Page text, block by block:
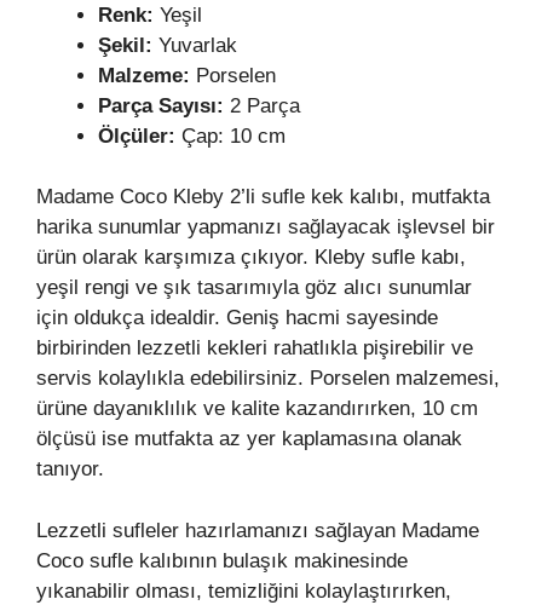
Renk: Yeşil
Şekil: Yuvarlak
Malzeme: Porselen
Parça Sayısı: 2 Parça
Ölçüler: Çap: 10 cm
Madame Coco Kleby 2’li sufle kek kalıbı, mutfakta
harika sunumlar yapmanızı sağlayacak işlevsel bir
ürün olarak karşımıza çıkıyor. Kleby sufle kabı,
yeşil rengi ve şık tasarımıyla göz alıcı sunumlar
için oldukça idealdir. Geniş hacmi sayesinde
birbirinden lezzetli kekleri rahatlıkla pişirebilir ve
servis kolaylıkla edebilirsiniz. Porselen malzemesi,
ürüne dayanıklılık ve kalite kazandırırken, 10 cm
ölçüsü ise mutfakta az yer kaplamasına olanak
tanıyor.
Lezzetli sufleler hazırlamanızı sağlayan Madame
Coco sufle kalıbının bulaşık makinesinde
yıkanabilir olması, temizliğini kolaylaştırırken,